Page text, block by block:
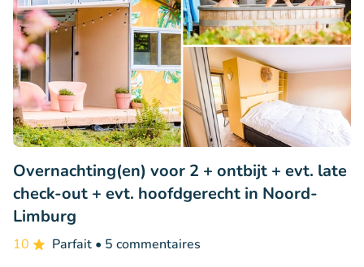
Overnachting(en) voor 2 + ontbijt + evt. late
check-out + evt. hoofdgerecht in Noord-
Limburg
10 Parfait • 5 commentaires